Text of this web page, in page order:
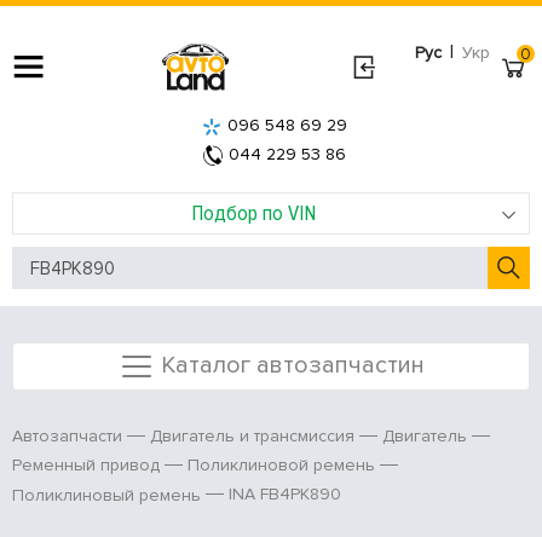
Рус | Укр
Подбор по VIN
096 548 69 29
044 229 53 86
0
Каталог автозапчастин
Автозапчасти Двигатель и трансмиссия
Двигатель
Ременный привод
Поликлиновой ремень
Поликлиновый ремень
INA FB4PK890